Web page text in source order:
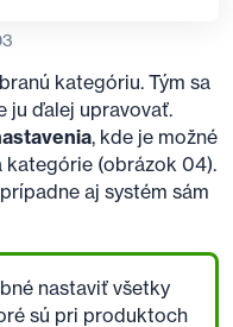
kategóriu. Tým sa
ju ďalej upravovať.
, kde je možné
kategórie (obrázok 04).
aj systém sám
nastaviť všetky
sú pri produktoch